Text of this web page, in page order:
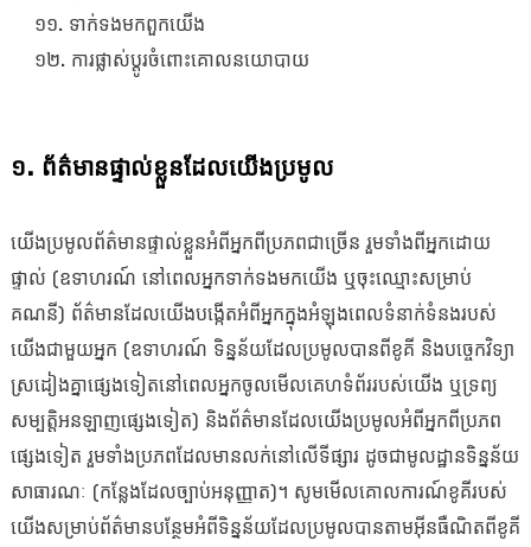
១១. ទាក់ទង​មក​ពួក​យើង
១២. ការ​ផ្លាស់​ប្តូរ​ចំពោះ​គោល​នយោបាយ
១. ព័ត៌មានផ្ទាល់ខ្លួនដែលយើងប្រមូល
យើងប្រមូលព័ត៌មានផ្ទាល់ខ្លួនអំពីអ្នកពីប្រភពជាច្រើន រួមទាំងពីអ្នកដោយ
ផ្ទាល់ (ឧទាហរណ៍ នៅពេលអ្នកទាក់ទងមកយើង ឬចុះឈ្មោះសម្រាប់
គណនី) ព័ត៌មានដែលយើងបង្កើតអំពីអ្នកក្នុងអំឡុងពេលទំនាក់ទំនងរបស់
យើងជាមួយអ្នក (ឧទាហរណ៍ ទិន្នន័យដែលប្រមូលបានពីខូគី និងបច្ចេកវិទ្យា
ស្រដៀងគ្នាផ្សេងទៀតនៅពេលអ្នកចូលមើលគេហទំព័ររបស់យើង ឬទ្រព្យ
សម្បត្តិអនឡាញផ្សេងទៀត) និងព័ត៌មានដែលយើងប្រមូលអំពីអ្នកពីប្រភព
ផ្សេងទៀត រួមទាំងប្រភពដែលមានលក់នៅលើទីផ្សារ ដូចជាមូលដ្ឋានទិន្នន័យ
សាធារណៈ (កន្លែងដែលច្បាប់អនុញ្ញាត)។ សូមមើលគោលការណ៍ខូគីរបស់
យើងសម្រាប់ព័ត៌មានបន្ថែមអំពីទិន្នន័យដែលប្រមូលបានតាមអ៊ីនធឺណិតពីខូគី